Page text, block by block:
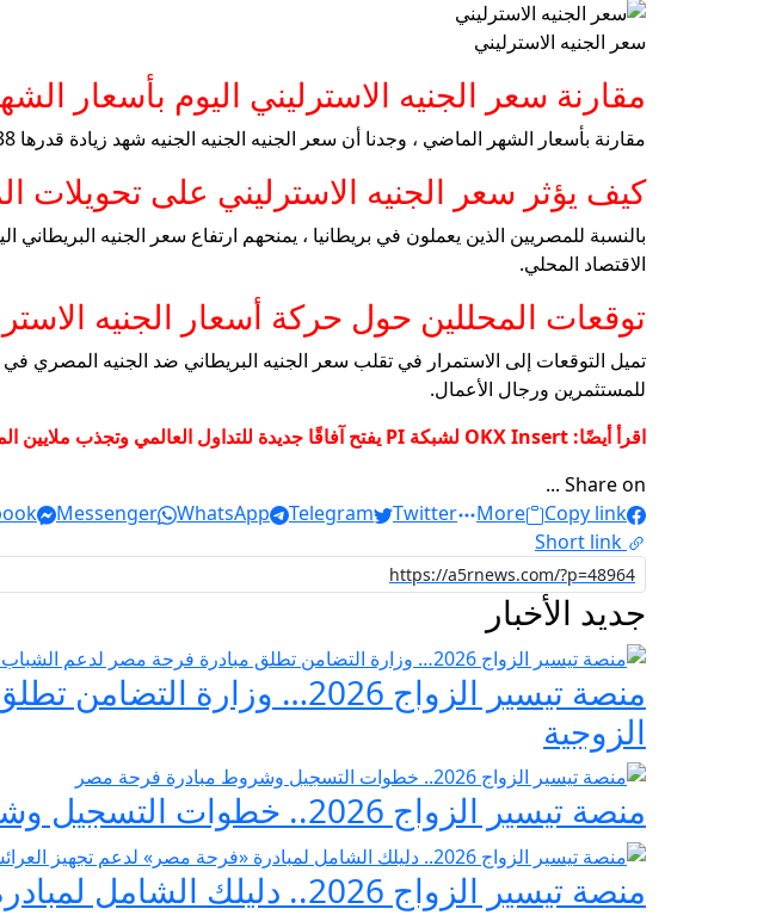
سعر الجنيه الاسترليني
مقارنة سعر الجنيه الاسترليني اليوم بأسعار
مقارنة بأسعار الشهر الماضي ، وجدنا أن سعر الجنيه الجنيه الجنيه شهد زيادة قدرها 0.38 ٪ في السوق الموازية ، مما يعكس الطلب المتزايد خلال هذه الفترة.
كيف يؤثر سعر الجنيه الاسترليني على تحويلات
بالنسبة للمصريين الذين يعملون في بريطانيا ، يمنحهم ارتفاع سعر الجنيه
الاقتصاد المحلي.
توقعات المحللين حول حركة أسعار الجنيه
تميل التوقعات إلى الاستمرار في تقلب سعر الجنيه البريطاني ضد الجنيه المصري
للمستثمرين ورجال الأعمال.
اقرأ أيضًا: OKX Insert لشبكة PI يفتح آفاقًا جديدة للتداول العالمي وتجذب ملايين المستخدمين في جميع أنحاء العالم
Share on ...
Messenger WhatsApp Telegram Twitter More
Copy link
Short link
جديد الأخبار
منصة تيسير الزواج 2026…
الزوجية
منصة تيسير الزواج 2026.. خطوات التسجيل وشروط مبادرة فرحة مصر
منصة تيسير الزواج 2026.. دليلك الشامل لمبادرة «فرحة مصر» لدعم تجهيز العرائس